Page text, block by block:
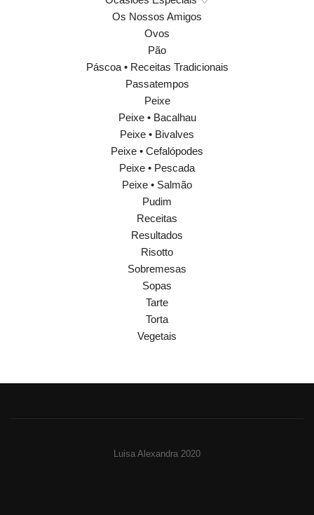
Os Nossos Amigos
Ovos
Pão
Páscoa • Receitas Tradicionais
Passatempos
Peixe
Peixe • Bacalhau
Peixe • Bivalves
Peixe • Cefalópodes
Peixe • Pescada
Peixe • Salmão
Pudim
Receitas
Resultados
Risotto
Sobremesas
Sopas
Tarte
Torta
Vegetais
Luisa Alexandra 2020